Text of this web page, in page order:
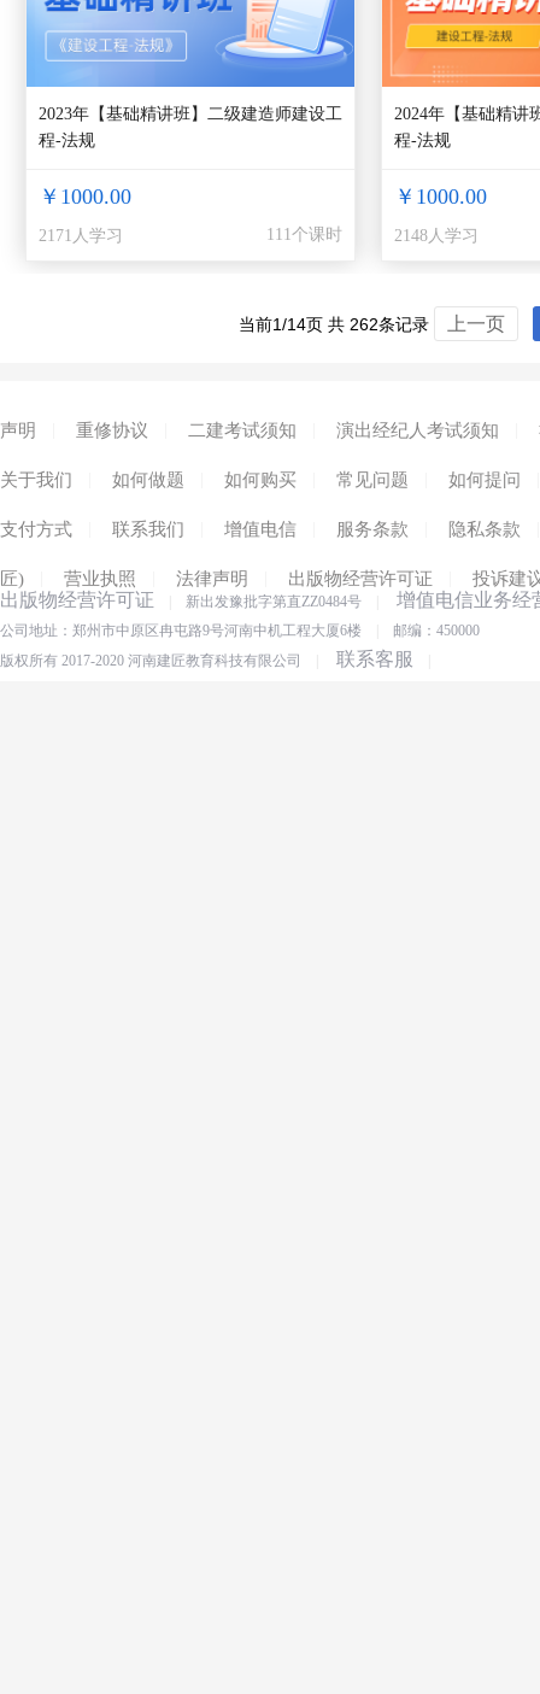
2023年【基础精讲班】二级建造师建设工
程-法规
￥1000.00
2171人学习 111个课时
2024年【基础精讲
程-法规
￥1000.00
2148人学习
当前1/14页 共 262条记录 上一页
声明 重修协议 二建考试须知 演出经纪人考试须知
关于我们 如何做题 如何购买 常见问题 如何提问
支付方式 联系我们 增值电信 服务条款 隐私条款
匠) 营业执照 法律声明 出版物经营许可证 投诉建
出版物经营许可证 新出发豫批字第直ZZ0484号 增值电信业务经
公司地址：郑州市中原区冉屯路9号河南中机工程大厦6楼
邮编：450000
版权所有 2017-2020 河南建匠教育科技有限公司
联系客服